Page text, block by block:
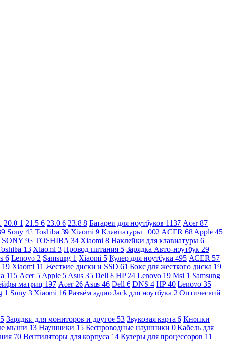
20.0 1 21.5 6 23.0 6 23.8 8 Батареи для ноутбуков 1137 Acer87
Sony 43 Toshiba 39 Xiaomi 9 Клавиатуры 1002 ACER 68 Apple 45
SONY 93 TOSHIBA 34 Xiaomi 8 Наклейки для клавиатуры 6
13 Xiaomi 3 Провод питания 5 Зарядка Авто-ноутбук 29
6 Lenovo 2 Samsung 1 Xiaomi 5 Кулер для ноутбука 495 ACER 57
19 Xiaomi 11 Жесткие диски и SSD 61 Бокс для жесткого диска 19
115 Acer 5 Apple 5 Asus 35 Dell 8 HP 24 Lenovo 19 Msi 1 Samsung
матриц 197 Acer 26 Asus 46 Dell 6 DNS 4 HP40 Lenovo 35
1 Sony 3 Xiaomi 16 Разъём аудио Jack для ноутбука 2 Оптический
5 Зарядки для мониторов и другое 53 Звуковая карта 6 Кнопки
мыши 13 Наушники 15 Беспроводные наушники 0 Кабель для
70 Вентиляторы для корпуса 14 Кулеры для процессоров 11